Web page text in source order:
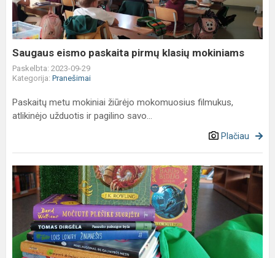
klasių
mokiniams
Saugaus eismo paskaita pirmų klasių mokiniams
Paskelbta: 2023-09-29
Kategorija: Pranešimai
Paskaitų metu mokiniai žiūrėjo mokomuosius filmukus,
atlikinėjo užduotis ir pagilino savo...
Plačiau
Naujos
knygos
mokiniams
bibliotekoje